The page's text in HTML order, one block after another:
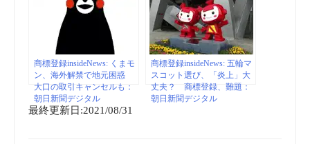
商標登録insideNews: くまモ
ン、海外解禁で地元困惑
大口の取引キャンセルも：
朝日新聞デジタル
商標登録insideNews: 五輪マ
スコット選び、「炎上」大
丈夫？ 商標登録、難題：
朝日新聞デジタル
最終更新日:2021/08/31